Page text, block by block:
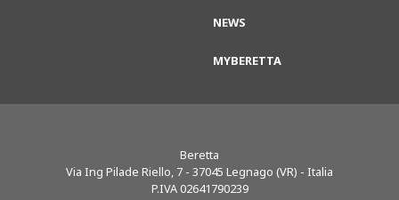
NEWS
MYBERETTA
Beretta
Via Ing Pilade Riello, 7 - 37045 Legnago (VR) - Italia
P.IVA 02641790239